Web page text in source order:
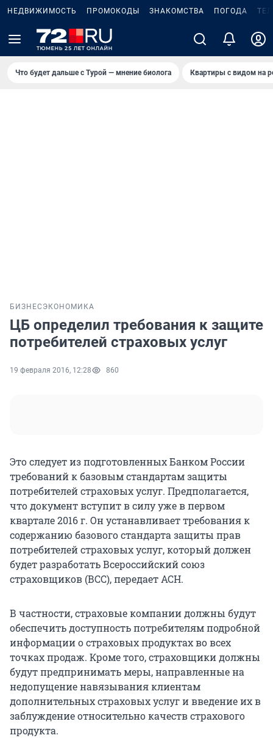
НЕДВИЖИМОСТЬ ПРОМОКОДЫ ЗНАКОМСТВА ПОГОДА
Что будет дальше с Турой — мнение биолога Квартиры с видом на
БИЗНЕС ЭКОНОМИКА
ЦБ определил требования к защите
потребителей страховых услуг
19 февраля 2016, 12:28 860
Это следует из подготовленных Банком России
требований к базовым стандартам защиты
потребителей страховых услуг. Предполагается,
что документ вступит в силу уже в первом
квартале 2016 г. Он устанавливает требования к
содержанию базового стандарта защиты прав
потребителей страховых услуг, который должен
будет разработать Всероссийский союз
страховщиков (ВСС), передает АСН.
В частности, страховые компании должны будут
обеспечить доступность потребителям подробной
информации о страховых продуктах во всех
точках продаж. Кроме того, страховщики должны
будут предпринимать меры, направленные на
недопущение навязывания клиентам
дополнительных страховых услуг и введение их в
заблуждение относительно качеств страхового
продукта.